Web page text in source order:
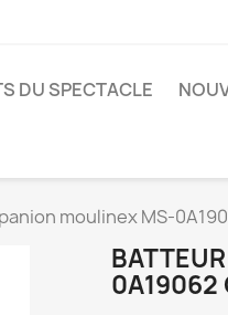
DU SPECTACLE
moulinex MS-
0A19062